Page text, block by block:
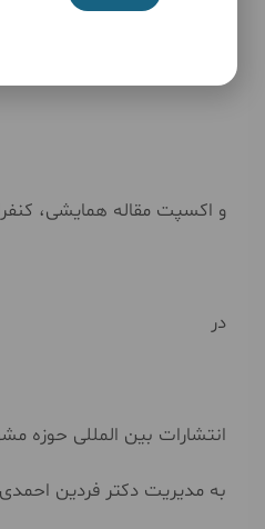
تبدیل پایان نامه ارشد و
و اکسپت مقاله همایشی،
در
انتشارات بین المللی حوزه
به مدیریت دکتر فردین احمدی